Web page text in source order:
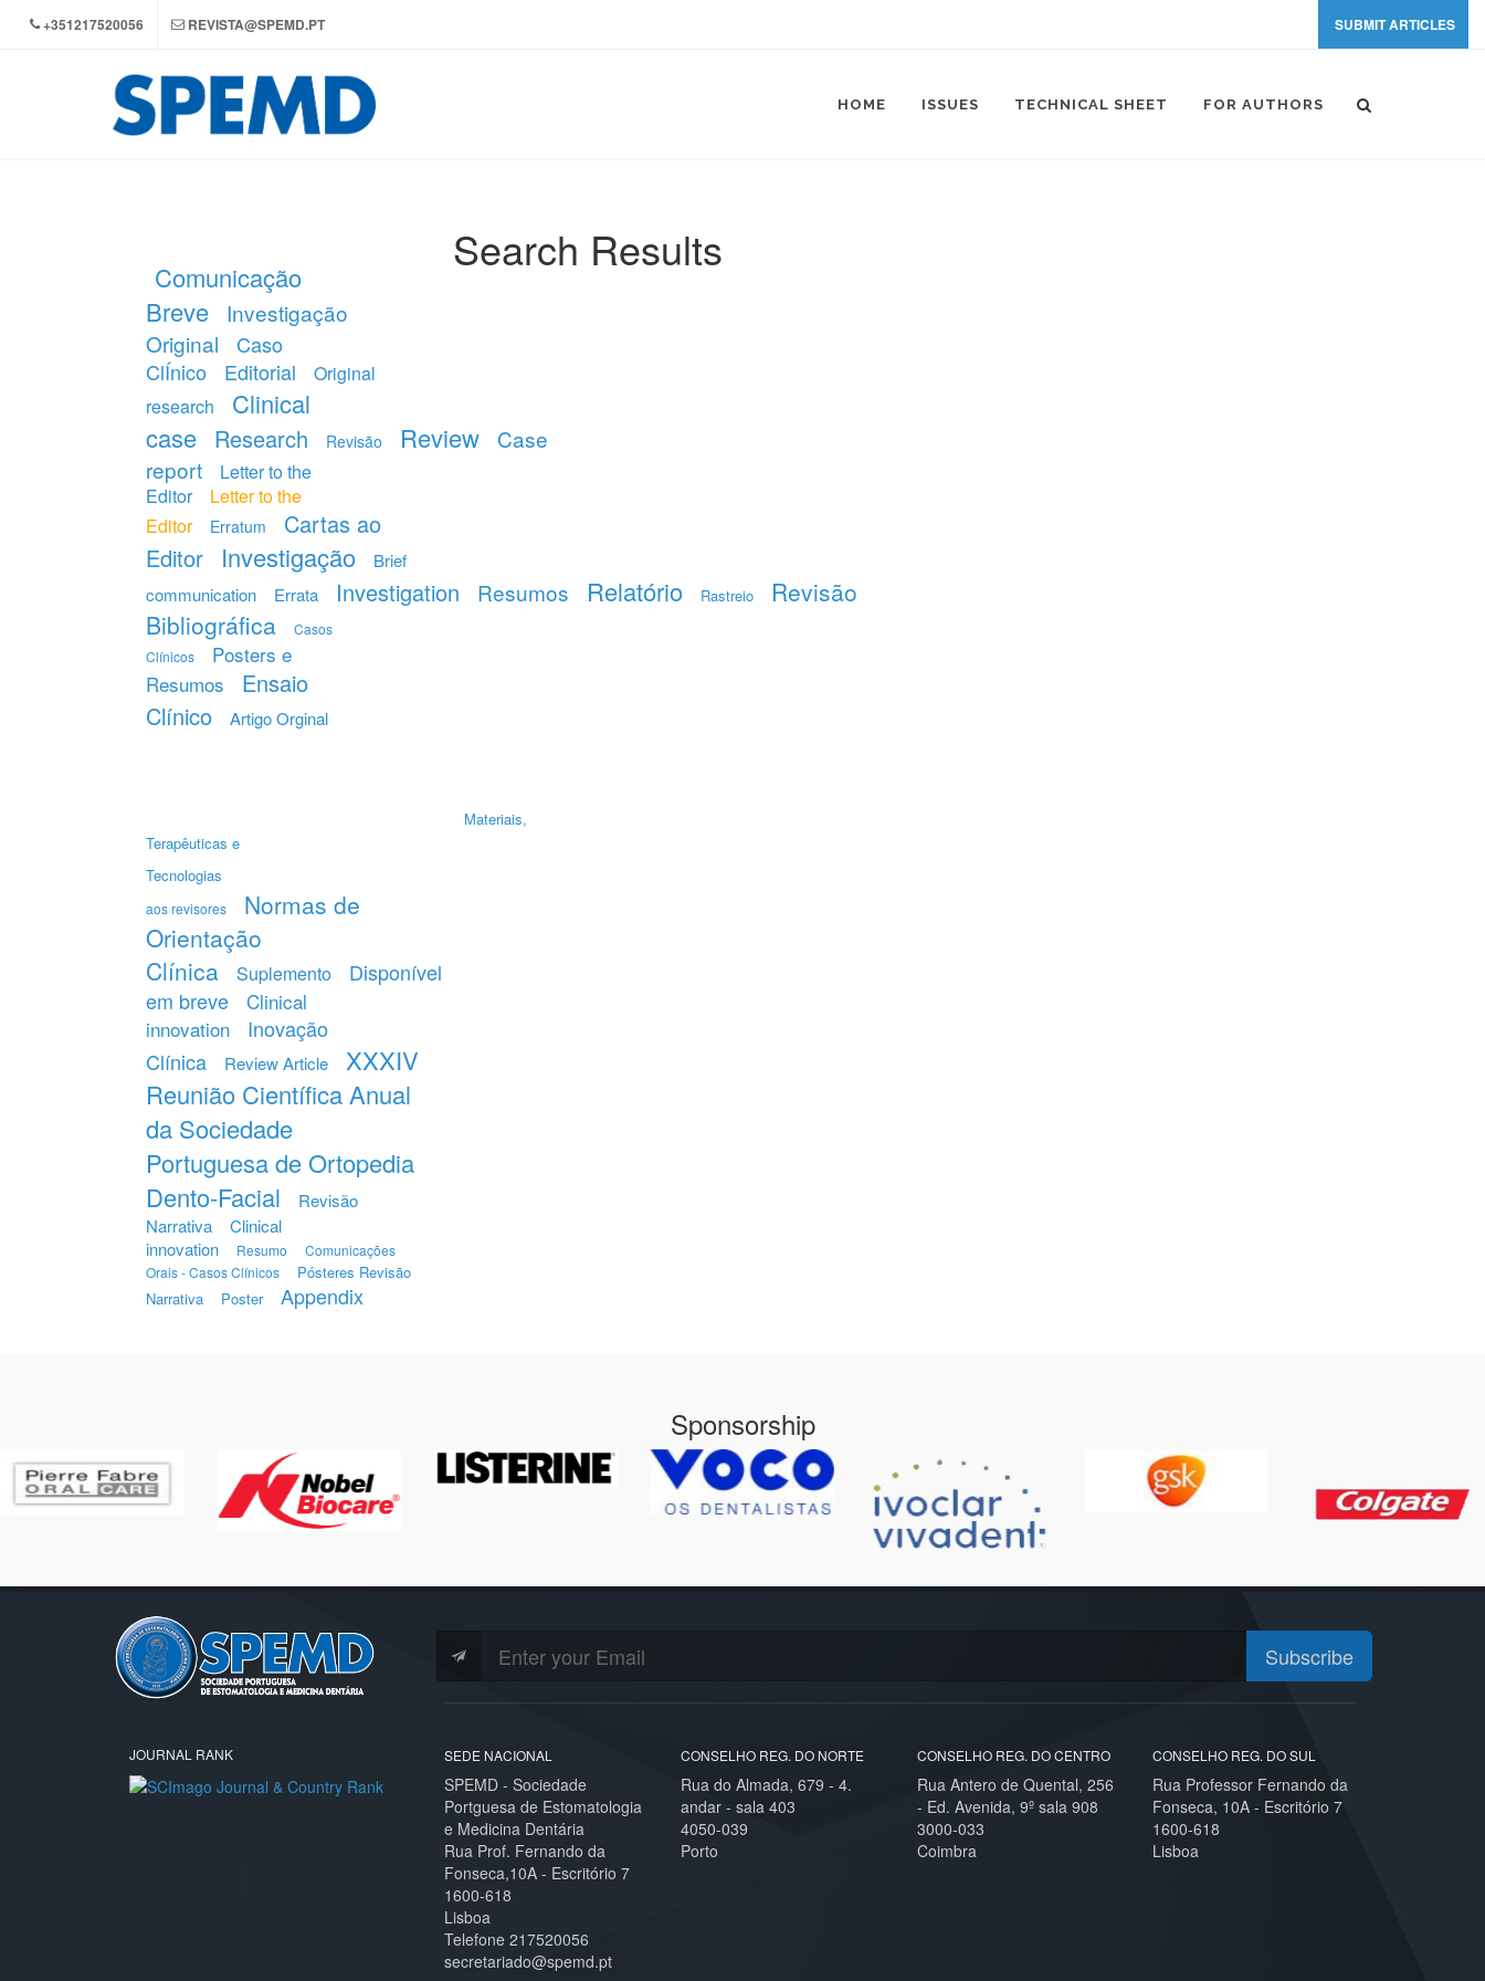
+351217520056 REVISTA@SPEMD.PT SUBMIT ARTICLES
HOME ISSUES TECHNICAL SHEET FOR AUTHORS
Comunicação
Breve
Investigação
Original
Caso
ClÍnico
Editorial
Original
research
Clinical
case Research Revisão Review
Case
report
Letter to the
Editor
Letter to the
Editor
Erratum
Cartas ao
Editor
Investigação
Brief
communication
Errata Investigation Resumos Relatório Rastreio
Revisão
Bibliográfica
Casos
Clínicos
Posters e
Resumos
Ensaio
Clínico
Artigo Orginal
Materiais,
Terapêuticas e
Tecnologias
aos revisores
Normas de
Orientação
Clínica
Suplemento
Disponível
em breve
Clinical
innovation
Inovação
Clínica
Review Article
XXXIV
Reunião Científica Anual
da Sociedade
Portuguesa de Ortopedia
Dento-Facial
Revisão
Narrativa
Clinical
innovation
Resumo
Comunicações
Orais - Casos Clínicos
Pósteres Revisão
Narrativa
Poster Appendix
Search Results
Sponsorship
Subscribe
JOURNAL RANK SEDE NACIONAL
SPEMD - Sociedade
Portguesa de Estomatologia
e Medicina Dentária
Rua Prof. Fernando da
Fonseca,10A - Escritório 7
1600-618
Lisboa
Telefone 217520056
secretariado@spemd.pt
CONSELHO REG. DO NORTE
Rua do Almada, 679 - 4.
andar - sala 403
4050-039
Porto
CONSELHO REG. DO CENTRO
Rua Antero de Quental, 256
- Ed. Avenida, 9º sala 908
3000-033
Coimbra
CONSELHO REG. DO SUL
Rua Professor Fernando da
Fonseca, 10A - Escritório 7
1600-618
Lisboa